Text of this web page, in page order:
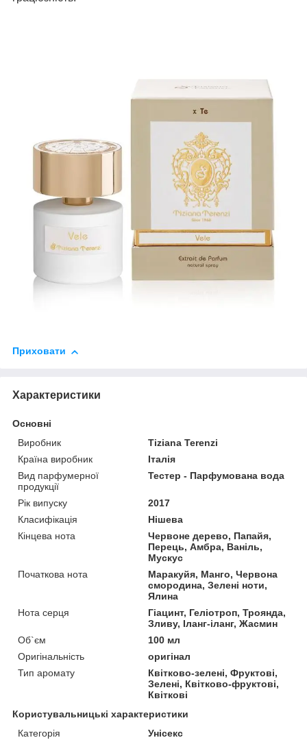
Приховати
Характеристики
Основні
Виробник
Tiziana Terenzi
Країна виробник
Італія
Вид парфумерної
продукції
Тестер - Парфумована вода
Рік випуску
2017
Класифікація
Нішева
Кінцева нота
Червоне дерево, Папайя,
Перець, Амбра, Ваніль,
Мускус
Початкова нота
Маракуйя, Манго, Червона
смородина, Зелені ноти,
Ялина
Нота серця
Гіацинт, Геліотроп, Троянда,
Зливу, Іланг-іланг, Жасмин
Об`єм
100 мл
Оригінальність
оригінал
Тип аромату
Квітково-зелені, Фруктові,
Зелені, Квітково-фруктові,
Квіткові
Користувальницькі характеристики
Категорія
Унісекс